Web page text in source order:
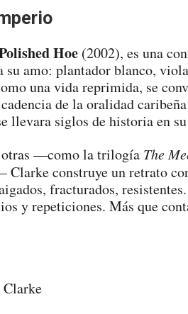
Hoe (2002), es una
su amo: plantador blanco,
una vida reprimida, se
de la oralidad
llevara siglos de historia en
otras —como la trilogía The
Clarke construye un retrato
fracturados,
y repeticiones. Más que